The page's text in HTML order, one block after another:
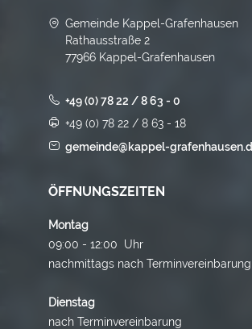
Gemeinde Kappel-Grafenhausen
Rathausstraße 2
77966 Kappel-Grafenhausen
+49 (0) 78 22 / 8 63 - 0
+49 (0) 78 22 / 8 63 - 18
gemeinde@kappel-
ÖFFNUNGSZEITEN
Montag
09:00 - 12:00 Uhr
nachmittags nach Terminvereinbarung
Dienstag
nach Terminvereinbarung